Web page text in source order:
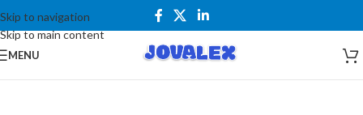
Skip to navigation
Skip to main content
MENU